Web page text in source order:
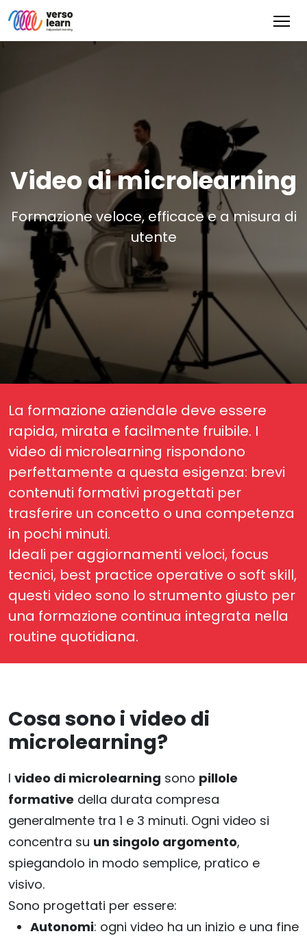
Video di microlearning
Formazione veloce, efficace e a misura di
utente
La formazione aziendale deve essere
rapida, mirata e facilmente fruibile. I
video di microlearning rispondono
perfettamente a questa esigenza: brevi
contenuti formativi progettati per
trasferire un concetto o una competenza
in pochi minuti.
Ideali per aggiornamenti veloci, focus
tecnici, best practice operative o soft skill,
questi video sono lo strumento giusto per
una formazione continua integrata nella
routine quotidiana.
Cosa sono i video di
microlearning?
I video di microlearning sono pillole
formative della durata compresa
generalmente tra 1 e 3 minuti. Ogni video si
concentra su un singolo argomento,
spiegandolo in modo semplice, pratico e
visivo.
Sono progettati per essere:
Autonomi: ogni video ha un inizio e una fine